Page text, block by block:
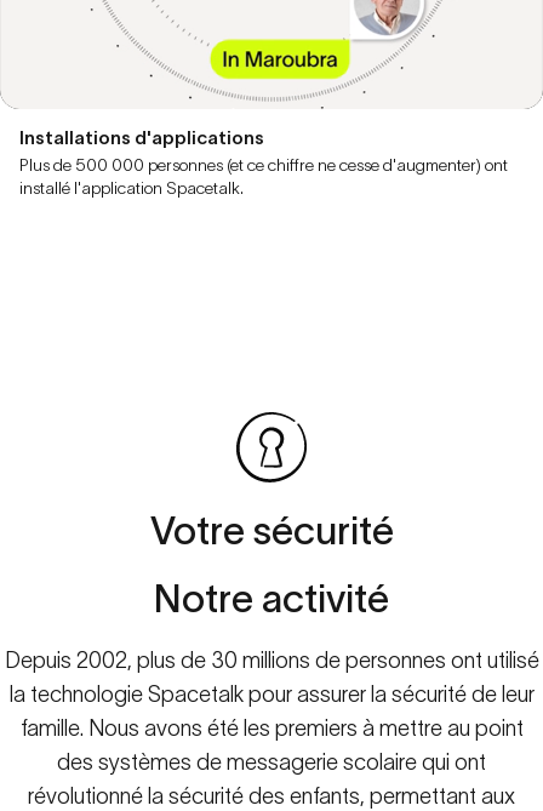
Installations d'applications
Plus de 500 000 personnes (et ce chiffre ne cesse d'augmenter) ont
installé l'application Spacetalk.
Votre sécurité
Notre activité
Depuis 2002, plus de 30 millions de personnes ont utilisé
la technologie Spacetalk pour assurer la sécurité de leur
famille. Nous avons été les premiers à mettre au point
des systèmes de messagerie scolaire qui ont
révolutionné la sécurité des enfants, permettant aux